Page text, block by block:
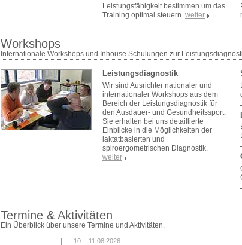
Leistungsfähigkeit bestimmen um das
Training optimal steuern. weiter
Workshops
Internationale Workshops und Inhouse Schulungen zur
Leistungsdiagnostik
Wir sind Ausrichter nationaler und
internationaler Workshops aus dem
Bereich der Leistungsdiagnostik für
den Ausdauer- und Gesundheitssport.
Sie erhalten bei uns detaillierte
Einblicke in die Möglichkeiten der
laktatbasierten und
spiroergometrischen Diagnostik.
weiter
Termine & Aktivitäten
Ein Überblick über unsere Termine und Aktivitäten.
10. - 11.08.2026